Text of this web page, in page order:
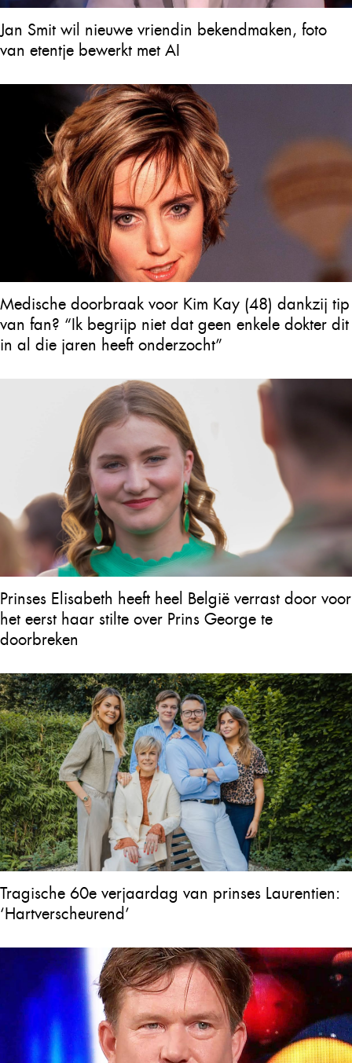
Jan Smit wil nieuwe vriendin bekendmaken, foto
van etentje bewerkt met AI
Medische doorbraak voor Kim Kay (48) dankzij tip
van fan? “Ik begrijp niet dat geen enkele dokter dit
in al die jaren heeft onderzocht”
Prinses Elisabeth heeft heel België verrast door voor
het eerst haar stilte over Prins George te
doorbreken
Tragische 60e verjaardag van prinses Laurentien:
‘Hartverscheurend’